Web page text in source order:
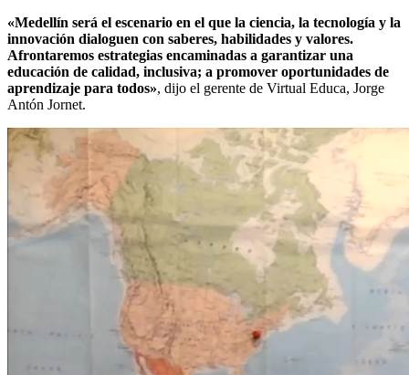
«Medellín será el escenario en el que la ciencia, la tecnología y la
innovación dialoguen con saberes, habilidades y valores.
Afrontaremos estrategias encaminadas a garantizar una
educación de calidad, inclusiva; a promover oportunidades de
aprendizaje para todos», dijo el gerente de Virtual Educa, Jorge
Antón Jornet.